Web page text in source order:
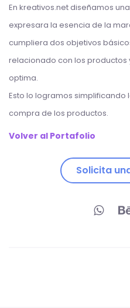
En kreativos.net diseñamos
expresara la esencia de la
cumpliera dos objetivos
relacionado con los
optima.
Esto lo logramos
compra de los productos.
Volver al Portafolio
Solicita